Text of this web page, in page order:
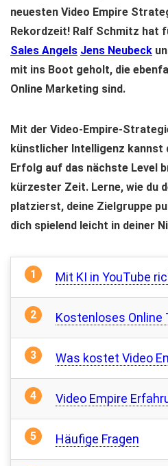
neuesten Video Empire
Rekordzeit! Ralf Schmitz hat
Sales Angels Jens Neubeck
mit ins Boot geholt, die
Online Marketing sind.
Mit der Video-Empire-
künstlicher Intelligenz kannst
Erfolg auf das nächste Level
kürzester Zeit. Lerne, wie du
platzierst, deine Zielgruppe
dich spielend leicht in deiner
Mit KI in YouTube
Kostenloses Online
Was kostet Video
Video Empire
Häufige Fragen